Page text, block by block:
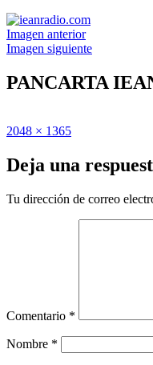
Imagen anterior
Imagen siguiente
PANCARTA
Publicado
Tamaño
2048 × 1365
Deja una
Tu dirección de correo
Comentario *
Nombre *